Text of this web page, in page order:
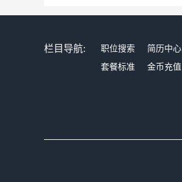
栏目导航: 职位搜索 简历中心
套餐标准
金币充值